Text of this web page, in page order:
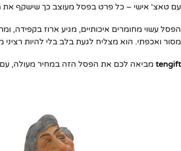
עם טאצ' אישי – כל פרט בפסל מעוצב כך שישקף את
הפסל עשוי מחומרים איכותיים, מגיע ארוז בקפידה,
מסור ואכפתי. הוא מצליח לגעת בלב בלי להיות
tengift מביאה לכם את הפסל הזה במחיר מעולה, עם